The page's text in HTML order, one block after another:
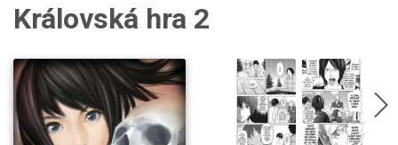
Královská hra 2